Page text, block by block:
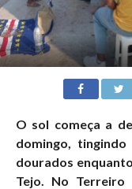
O sol começa a
domingo,
dourados
Tejo. No